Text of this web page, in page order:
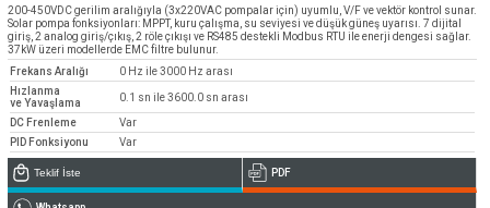
» Uygulamalar
» CNC Yedek Parça
» Makina Aydınlatma
Bize Ulaşın
» Konum
Tüm hakkı saklıdır. Sitemizde kullanılan tüm içerik ve görseller
Emos Grup'a ait olup izinsiz kullanımı hukuki yaptırıma tabidir.
» Üretim
» Kalite
» Servis
» Referanslar
» Kataloglar
200-450VDC gerilim aralığıyla (3x220VAC pompalar için) uyumlu, V/F ve vektör kontrol sunar.
Solar pompa fonksiyonları: MPPT, kuru çalışma, su seviyesi ve düşük güneş uyarısı. 7 dijital
giriş, 2 analog giriş/çıkış, 2 röle çıkışı ve RS485 destekli Modbus RTU ile enerji dengesi sağlar.
37kW üzeri modellerde EMC filtre bulunur.
Frekans Aralığı
0 Hz ile 3000 Hz arası
Hızlanma
ve Yavaşlama
0.1 sn ile 3600.0 sn arası
DC Frenleme
Var
PID Fonksiyonu
Var
Teklif İste PDF